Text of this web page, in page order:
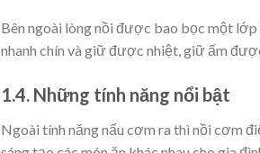
Bên ngoài lòng nồi được bao bọc một
nhanh chín và giữ được nhiệt, giữ ấm
1.4. Những tính năng nổi bật
Ngoài tính năng nấu cơm ra thì nồi cơm